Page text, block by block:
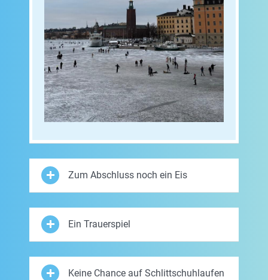
Zum Abschluss noch ein Eis
Ein Trauerspiel
Keine Chance auf Schlittschuhlaufen